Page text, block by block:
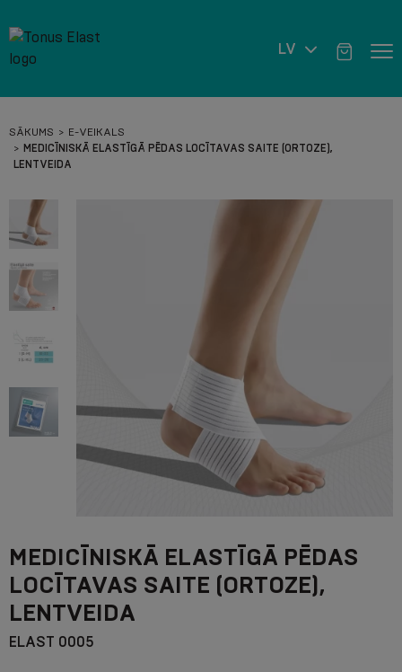
LV
SĀKUMS
E-VEIKALS
MEDICĪNISKĀ ELASTĪGĀ PĒDAS LOCĪTAVAS SAITE (ORTOZE),
LENTVEIDA
MEDICĪNISKĀ ELASTĪGĀ PĒDAS
LOCĪTAVAS SAITE (ORTOZE),
LENTVEIDA
ELAST 0005